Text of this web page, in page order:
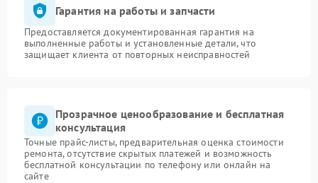
Гарантия на работы и запчасти
Предоставляется документированная гарантия на
выполненные работы и установленные детали, что
защищает клиента от повторных неисправностей
Прозрачное ценообразование и бесплатная
консультация
Точные прайс-листы, предварительная оценка стоимости
ремонта, отсутствие скрытых платежей и возможность
бесплатной консультации по телефону или онлайн на
сайте